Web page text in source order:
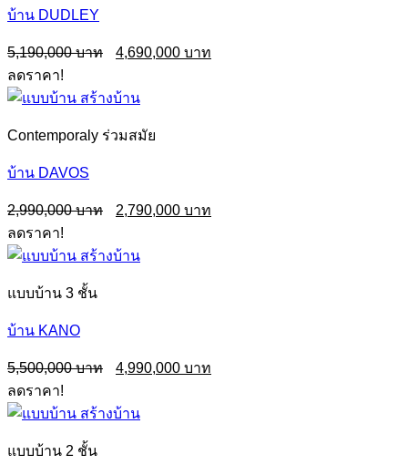
บ้าน DUDLEY
5,190,000
Original
price
5,190,000฿.
4,690,000
ลดราคา!
Contemporaly ร่วมสมัย
บ้าน DAVOS
2,990,000
Original
price
2,990,000฿.
2,790,000
ลดราคา!
แบบบ้าน 3 ชั้น
บ้าน KANO
5,500,000
Original
price
5,500,000฿.
4,990,000
ลดราคา!
แบบบ้าน 2 ชั้น